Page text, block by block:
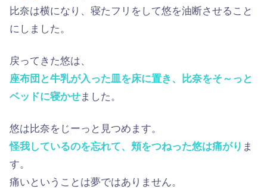
比奈は横になり、寝たフリをして悠を油断させること
にしました。
戻ってきた悠は、
座布団と牛乳が入った皿を床に置き、比奈をそ～っと
ベッドに寝かせました。
悠は比奈をじーっと見つめます。
怪我しているのを忘れて、頬をつねった悠は痛がり ま
す。
痛いということは夢ではありません。